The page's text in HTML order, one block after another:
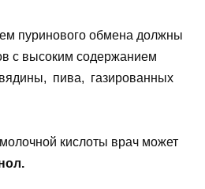
пуринового обмена должны
с высоким содержанием
пива, газированных
кислоты врач может